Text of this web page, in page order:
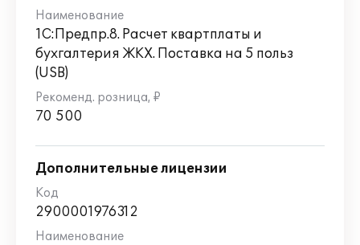
1С:Предпр.8. Расчет квартплаты и
бухгалтерия ЖКХ. Поставка на 5 польз
(USB)
70 500
Дополнительные лицензии
2900001976312